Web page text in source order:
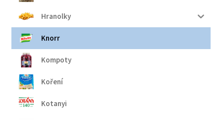
Hranolky
Knorr
Kompoty
Koření
Kotanyi